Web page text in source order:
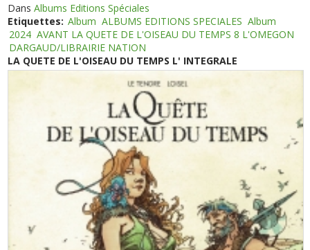
DansAlbums Editions Spéciales
Etiquettes: Album ALBUMS EDITIONS SPECIALES Album
2024 AVANT LA QUETE DE L'OISEAU DU TEMPS 8 L'OMEGON
DARGAUD/LIBRAIRIE NATION
LA QUETE DE L'OISEAU DU TEMPS L' INTEGRALE